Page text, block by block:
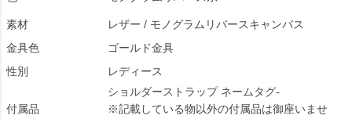
素材
レザー / モノグラムリバースキャンバス
金具色
ゴールド金具
性別
レディース
付属品
ショルダーストラップ ネームタグ-
※記載している物以外の付属品は御座いませ